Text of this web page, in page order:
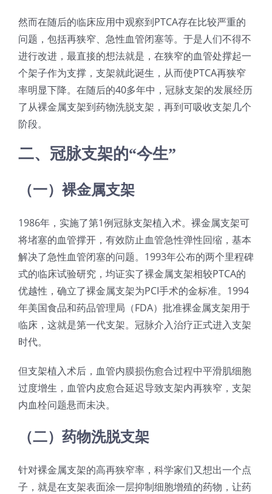
粉体行业技术科普
超声波喷涂原理
喷涂的影响因素
双进液
耐化学腐蚀的喷嘴
喷嘴兼容性
ENGLISH
然而在随后的临床应用中观察到PTCA存在比较严重的
问题，包括再狭窄、急性血管闭塞等。于是人们不得不
进行改进，最直接的想法就是，在狭窄的血管处撑起一
个架子作为支撑，支架就此诞生，从而使PTCA再狭窄
率明显下降。在随后的40多年中，冠脉支架的发展经历
了从裸金属支架到药物洗脱支架，再到可吸收支架几个
阶段。
二、冠脉支架的“今生”
（一）裸金属支架
1986年，实施了第1例冠脉支架植入术。裸金属支架可
将堵塞的血管撑开，有效防止血管急性弹性回缩，基本
解决了急性血管闭塞的问题。1993年公布的两个里程碑
式的临床试验研究，均证实了裸金属支架相较PTCA的
优越性，确立了裸金属支架为PCI手术的金标准。1994
年美国食品和药品管理局（FDA）批准裸金属支架用于
临床，这就是第一代支架。冠脉介入治疗正式进入支架
时代。
但支架植入术后，血管内膜损伤愈合过程中平滑肌细胞
过度增生，血管内皮愈合延迟导致支架内再狭窄，支架
内血栓问题悬而未决。
（二）药物洗脱支架
针对裸金属支架的高再狭窄率，科学家们又想出一个点
子，就是在支架表面涂一层抑制细胞增殖的药物，让药